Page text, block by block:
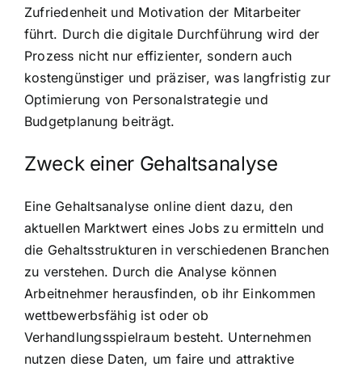
Zufriedenheit und Motivation der Mitarbeiter
führt. Durch die digitale Durchführung wird der
Prozess nicht nur effizienter, sondern auch
kostengünstiger und präziser, was langfristig zur
Optimierung von Personalstrategie und
Budgetplanung beiträgt.
Zweck einer Gehaltsanalyse
Eine Gehaltsanalyse online dient dazu, den
aktuellen Marktwert eines Jobs zu ermitteln und
die Gehaltsstrukturen in verschiedenen Branchen
zu verstehen. Durch die Analyse können
Arbeitnehmer herausfinden, ob ihr Einkommen
wettbewerbsfähig ist oder ob
Verhandlungsspielraum besteht. Unternehmen
nutzen diese Daten, um faire und attraktive